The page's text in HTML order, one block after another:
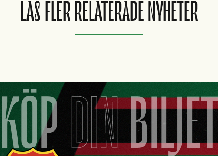
LÄS FLER RELATERADE NYHETER
KÖPDIN